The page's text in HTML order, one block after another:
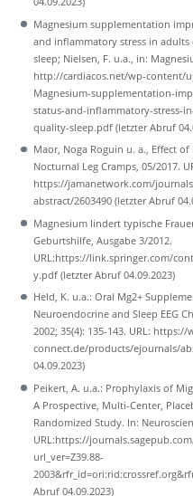
04.09.2023)
Magnesium supplementation
and inflammatory stress in
sleep; Nielsen, F. u.a., in:
http://cardiacos.net/wp-content/
Magnesium-supplementation-
status-and-inflammatory-stress-
quality-sleep.pdf (letzter Abruf
Maor, Noga Roguin u. a., Effect
Nocturnal Leg Cramps, 05/2017.
https://jamanetwork.com/
abstract/2603490 (letzter Abruf
Magnesium lindert typische
Geburtshilfe, Ausgabe 3/2012.
URL:https://link.springer.com/
y.pdf (letzter Abruf 04.09.2023)
Held, K. u.a.: Oral Mg2+
Neuroendocrine and Sleep EEG
2002; 35(4): 135-143. URL:
connect.de/products/ejournals/
04.09.2023)
Peikert, A. u.a.: Prophylaxis of
A Prospective, Multi-Center,
Randomized Study. In:
URL:https://
url_ver=Z39.88-
Abruf 04.09.2023)